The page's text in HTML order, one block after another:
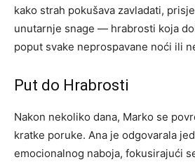
kako strah pokušava zavladati,
unutarnje snage — hrabrosti koja
poput svake neprospavane noći ili
Put do Hrabrosti
Nakon nekoliko dana, Marko se
kratke poruke. Ana je odgovarala
emocionalnog naboja, fokusirajući